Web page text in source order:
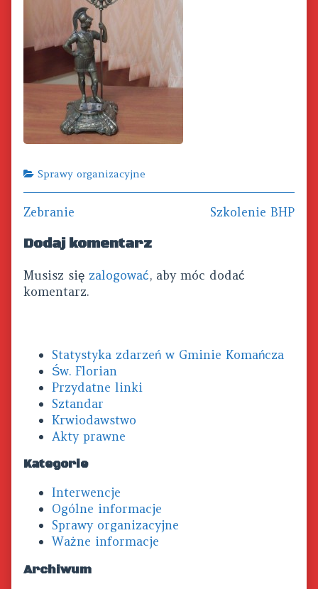
Categories
Sprawy organizacyjne
Nawigacja
wpisu
Previous
Zebranie
Next
Szkolenie BHP
Dodaj komentarz
Musisz się zalogować, aby móc dodać
komentarz.
SidebarStatystyka zdarzeń w Gminie Komańcza
Św. Florian
Przydatne linki
Sztandar
Krwiodawstwo
Akty prawne
Kategorie
Interwencje
Ogólne informacje
Sprawy organizacyjne
Ważne informacje
Archiwum